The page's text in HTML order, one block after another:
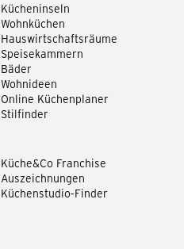
Kücheninseln
Wohnküchen
Hauswirtschaftsräume
Speisekammern
Bäder
Wohnideen
Online Küchenplaner
Stilfinder
Küche&Co Franchise
Auszeichnungen
Küchenstudio-Finder